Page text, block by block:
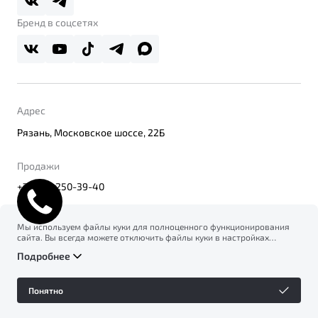
Реферальная программа
Бренд в соцсетях
Адрес
Рязань, Московское шоссе, 22Б
Продажи
+7 (491) 250-39-40
© 2026
Политика конфиденциальности персональных данных
Мы используем файлы куки для полноценного функционирования
сайта. Вы всегда можете отключить файлы куки в настройках
на сбор и использование файлов куки, и подтверждаете
возможной блокировке файлов куки вПолитике
конфиденциальности
Подробнее
Понятно